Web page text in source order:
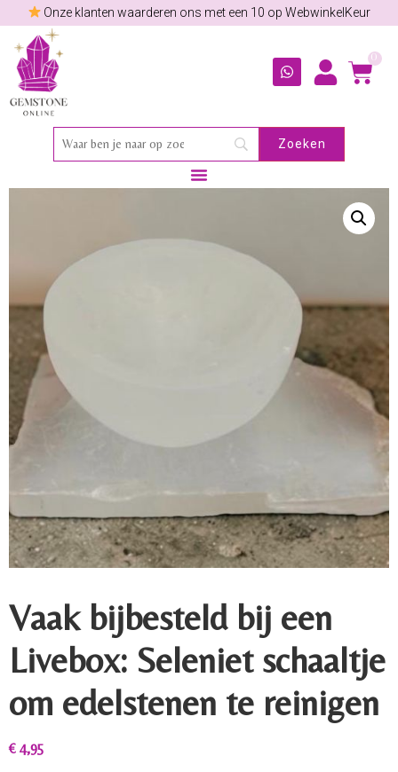
Onze klanten waarderen ons met een 10 op WebwinkelKeur
0
Vaak bijbesteld bij een
Livebox: Seleniet schaaltje
om edelstenen te reinigen
€ 4,95